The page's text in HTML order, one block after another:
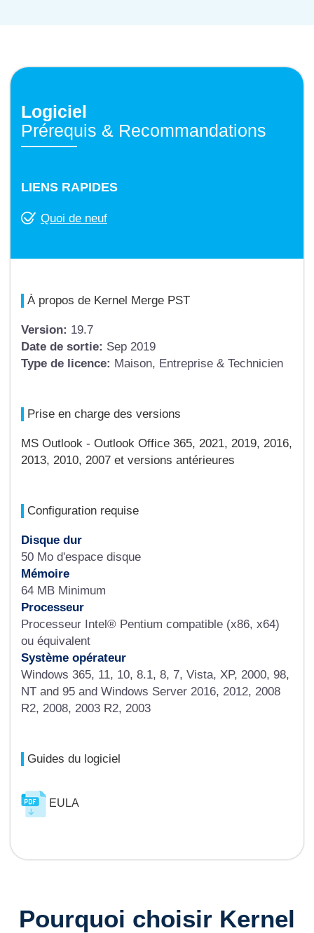
Logiciel
Prérequis & Recommandations
LIENS RAPIDES
Quoi de neuf
À propos de Kernel Merge PST
Version: 19.7
Date de sortie: Sep 2019
Type de licence: Maison, Entreprise & Technicien
Prise en charge des versions
MS Outlook - Outlook Office 365, 2021, 2019, 2016,
2013, 2010, 2007 et versions antérieures
Configuration requise
Disque dur
50 Mo d'espace disque
Mémoire
64 MB Minimum
Processeur
Processeur Intel® Pentium compatible (x86, x64)
ou équivalent
Système opérateur
Windows 365, 11, 10, 8.1, 8, 7, Vista, XP, 2000, 98,
NT and 95 and Windows Server 2016, 2012, 2008
R2, 2008, 2003 R2, 2003
Guides du logiciel
EULA
Pourquoi choisir Kernel